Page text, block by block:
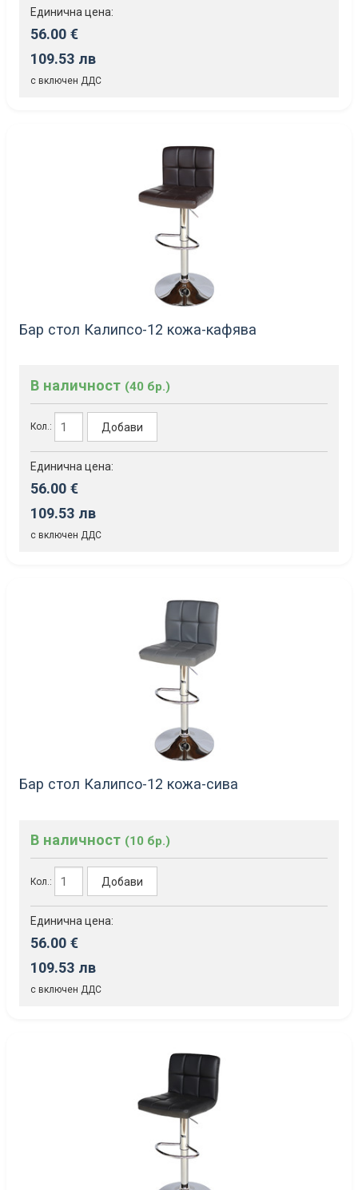
Единична цена:
56.00 €
109.53 лв
с включен ДДС
Бар стол Калипсо-12 кожа-кафява
В наличност (40 бр.)
Кол.: Добави
Единична цена:
56.00 €
109.53 лв
с включен ДДС
Бар стол Калипсо-12 кожа-сива
В наличност (10 бр.)
Кол.: Добави
Единична цена:
56.00 €
109.53 лв
с включен ДДС